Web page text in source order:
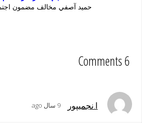
حميد آصفي مخالف مضمون
6 Comments
ا.نجمیپور 9 سال ago